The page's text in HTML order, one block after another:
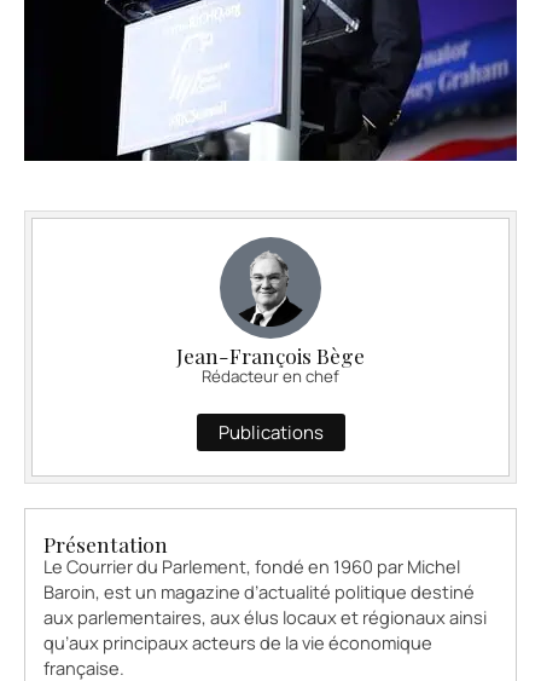
Jean-François Bège
Rédacteur en chef
Publications
Présentation
Le Courrier du Parlement, fondé en 1960 par Michel
Baroin, est un magazine d’actualité politique destiné
aux parlementaires, aux élus locaux et régionaux ainsi
qu’aux principaux acteurs de la vie économique
française.